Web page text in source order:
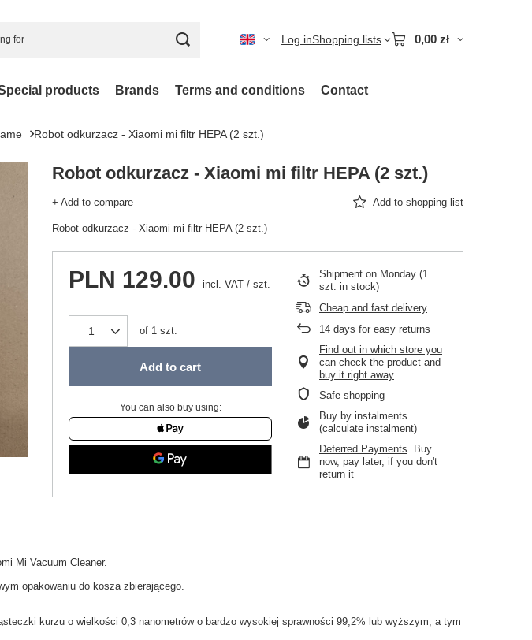
Log inShopping lists 0,00 zł
products Brands Terms and conditions Contact
Robot odkurzacz - Xiaomi mi filtr HEPA (2 szt.)
Robot odkurzacz - Xiaomi mi filtr HEPA (2 szt.)
+ Add to compare Add to shopping list
Robot odkurzacz - Xiaomi mi filtr HEPA (2 szt.)
PLN 129.00 incl. VAT / szt.
of 1 szt.
Add to cart
You can also buy using:
Shipment on Monday (1
szt. in stock)
Cheap and fast delivery
14 days for easy returns
Find out in which store you
can check the product and
buy it right away
Safe shopping
Buy by instalments
(calculate instalment)
Deferred Payments. Buy
now, pay later, if you don't
return it
Mi Vacuum Cleaner.
opakowaniu do kosza zbierającego.
kurzu o wielkości 0,3 nanometrów o bardzo wysokiej sprawności 99,2% lub wyższym, a tym